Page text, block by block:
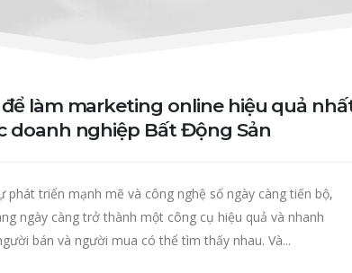
làm marketing online hiệu quả
doanh nghiệp Bất Động Sản
phát triển mạnh mẽ và công nghệ số ngày càng tiến bộ,
ngày càng trở thành một công cụ hiệu quả và nhanh
bán và người mua có thể tìm thấy nhau. Và...